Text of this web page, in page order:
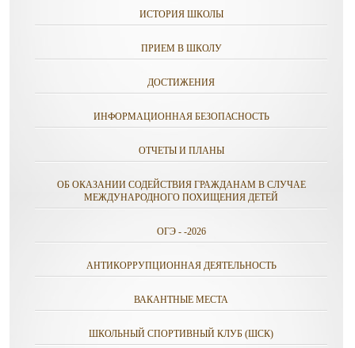
ИСТОРИЯ ШКОЛЫ
ПРИЕМ В ШКОЛУ
ДОСТИЖЕНИЯ
ИНФОРМАЦИОННАЯ БЕЗОПАСНОСТЬ
ОТЧЕТЫ И ПЛАНЫ
ОБ ОКАЗАНИИ СОДЕЙСТВИЯ ГРАЖДАНАМ В СЛУЧАЕ
МЕЖДУНАРОДНОГО ПОХИЩЕНИЯ ДЕТЕЙ
ОГЭ - -2026
АНТИКОРРУПЦИОННАЯ ДЕЯТЕЛЬНОСТЬ
ВАКАНТНЫЕ МЕСТА
ШКОЛЬНЫЙ СПОРТИВНЫЙ КЛУБ (ШСК)